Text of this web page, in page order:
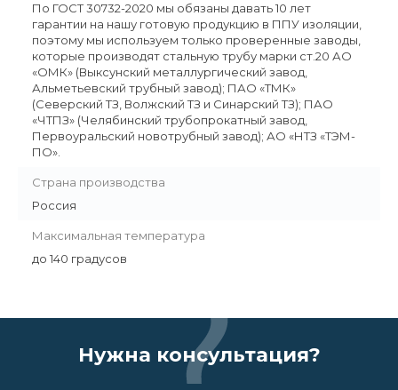
По ГОСТ 30732-2020 мы обязаны давать 10 лет
гарантии на нашу готовую продукцию в ППУ изоляции,
поэтому мы используем только проверенные заводы,
которые производят стальную трубу марки ст.20 АО
«ОМК» (Выксунский металлургический завод,
Альметьевский трубный завод); ПАО «ТМК»
(Северский ТЗ, Волжский ТЗ и Синарский ТЗ); ПАО
«ЧТПЗ» (Челябинский трубопрокатный завод,
Первоуральский новотрубный завод); АО «НТЗ «ТЭМ-
ПО».
Страна производства
Россия
Максимальная температура
до 140 градусов
Нужна консультация?